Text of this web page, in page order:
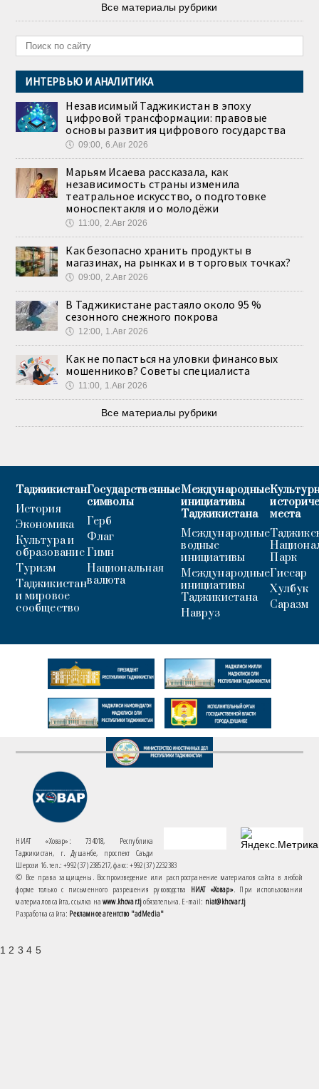
Все материалы рубрики
ИНТЕРВЬЮ И АНАЛИТИКА
Независимый Таджикистан в эпоху
цифровой трансформации: правовые
основы развития цифрового государства
🕔 09:00, 6.Авг 2026
Марьям Исаева рассказала, как
независимость страны изменила
театральное искусство, о подготовке
моноспектакля и о молодёжи
🕔 11:00, 2.Авг 2026
Как безопасно хранить продукты в
магазинах, на рынках и в торговых точках?
🕔 09:00, 2.Авг 2026
В Таджикистане растаяло около 95 %
сезонного снежного покрова
🕔 12:00, 1.Авг 2026
Как не попасться на уловки финансовых
мошенников? Советы специалиста
🕔 11:00, 1.Авг 2026
Все материалы рубрики
Таджикистан
История
Экономика
Культура и
образование
Туризм
Таджикистан
и мировое
сообщество
Государственные
символы
Герб
Флаг
Гимн
Национальная
валюта
Международные
инициативы
Таджикистана
Международные
водные
инициативы
Международные
инициативы
Таджикистана
Навруз
места
Парк
Гиссар
Хулбук
Саразм
НИАТ «Ховар»: 734018, Республика
Таджикистан, г. Душанбе, проспект Саъди
Шерози 16. тел.: +992 (37) 2385217, факс: +992 (37) 2232383
© Все права защищены. Воспроизведение или распространение материалов сайта в любой
форме только с письменного разрешения руководства НИАТ «Ховар». При использовании
материалов сайта, ссылка наwww.khovar.tjобязательна. E-mail: niat@khovar.tj
Разработка сайта: Рекламное агентство "adMedia"
1 2 3 4 5